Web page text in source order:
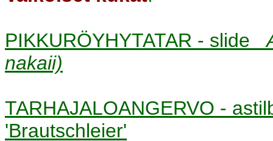
PIKKURÖYHYTATAR - slide
nakaii)
TARHAJALOANGERVO -
'Brautschleier'